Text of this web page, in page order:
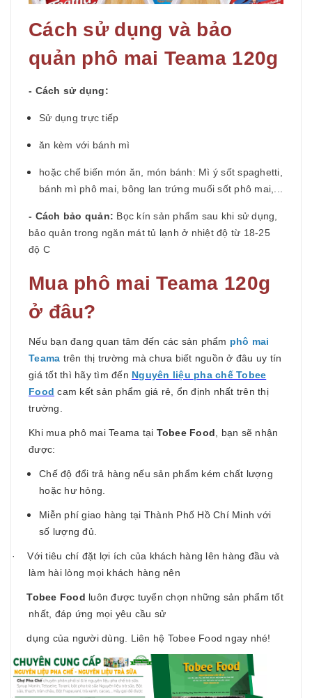
Cách sử dụng và bảo
quản phô mai Teama 120g
- Cách sử dụng:
Sử dụng trực tiếp
ăn kèm với bánh mì
hoặc chế biến món ăn, món bánh: Mì ý sốt spaghetti,
bánh mì phô mai, bông lan trứng muối sốt phô mai,...
- Cách bảo quản: Bọc kín sản phẩm sau khi sử dụng,
bảo quản trong ngăn mát tủ lạnh ở nhiệt độ từ 18-25
độ C
Mua phô mai Teama 120g
ở đâu?
Nếu bạn đang quan tâm đến các sản phẩm phô mai
Teama trên thị trường mà chưa biết nguồn ở đâu uy tín
giá tốt thì hãy tìm đến Nguyên liệu pha chế Tobee
Food cam kết sản phẩm giá rẻ, ổn định nhất trên thị
trường.
Khi mua phô mai Teama tại Tobee Food, bạn sẽ nhận
được:
Chế độ đổi trả hàng nếu sản phẩm kém chất lượng
hoặc hư hỏng.
Miễn phí giao hàng tại Thành Phố Hồ Chí Minh với
số lượng đủ.
· Với tiêu chí đặt lợi ích của khách hàng lên hàng đầu và
làm hài lòng mọi khách hàng nên
Tobee Food luôn được tuyển chọn những sản phẩm tốt
nhất, đáp ứng mọi yêu cầu sử
dụng của người dùng. Liên hệ Tobee Food ngay nhé!